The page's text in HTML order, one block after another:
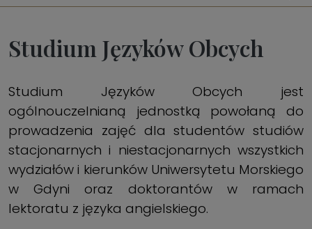
Studium Języków Obcych
Studium Języków Obcych jest
ogólnouczelnianą jednostką powołaną do
prowadzenia zajęć dla studentów studiów
stacjonarnych i niestacjonarnych wszystkich
wydziałów i kierunków Uniwersytetu Morskiego
w Gdyni oraz doktorantów w ramach
lektoratu z języka angielskiego.